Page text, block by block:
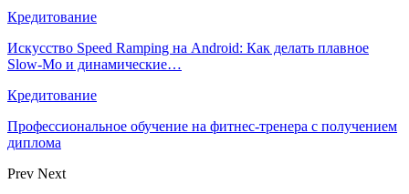
Кредитование
Искусство Speed Ramping на Android: Как делать плавное
Slow-Mo и динамические…
Кредитование
Профессиональное обучение на фитнес-тренера с получением
диплома
Prev Next